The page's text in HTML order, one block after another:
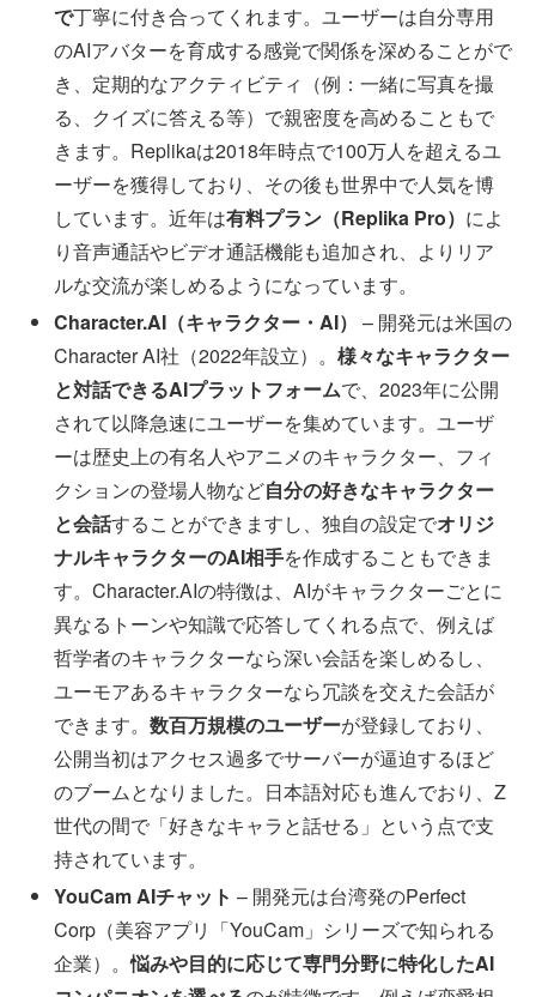
で丁寧に付き合ってくれます。ユーザーは自分専用
のAIアバターを育成する感覚で関係を深めることがで
き、定期的なアクティビティ（例：一緒に写真を撮
る、クイズに答える等）で親密度を高めることもで
きます。Replikaは2018年時点で100万人を超えるユ
ーザーを獲得しており、その後も世界中で人気を博
しています。近年は有料プラン（Replika Pro） によ
り音声通話やビデオ通話機能も追加され、よりリア
ルな交流が楽しめるようになっています。
Character.AI（キャラクター・AI） – 開発元は米国の
Character AI社（2022年設立）。様々なキャラクター
と対話できるAIプラットフォームで、2023年に公開
されて以降急速にユーザーを集めています。ユーザ
ーは歴史上の有名人やアニメのキャラクター、フィ
クションの登場人物など自分の好きなキャラクター
と会話することができますし、独自の設定でオリジ
ナルキャラクターのAI相手を作成することもできま
す。Character.AIの特徴は、AIがキャラクターごとに
異なるトーンや知識で応答してくれる点で、例えば
哲学者のキャラクターなら深い会話を楽しめるし、
ユーモアあるキャラクターなら冗談を交えた会話が
できます。数百万規模のユーザーが登録しており、
公開当初はアクセス過多でサーバーが逼迫するほど
のブームとなりました。日本語対応も進んでおり、Z
世代の間で「好きなキャラと話せる」という点で支
持されています。
YouCam AIチャット – 開発元は台湾発のPerfect
Corp（美容アプリ「YouCam」シリーズで知られる
企業）。悩みや目的に応じて専門分野に特化したAI